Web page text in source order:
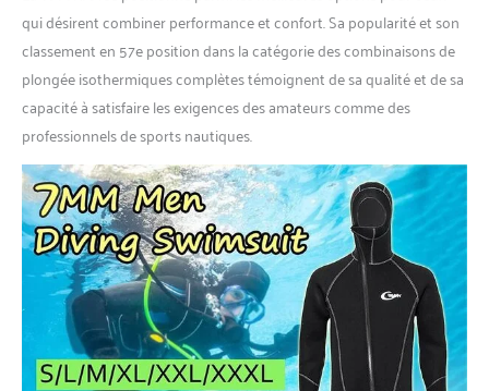
combinaison de plongée à la
première occasion, mais cela
peut vous procurer une
bonne flottabilité et de la
chaleur. Il suffit de s'y
pouvez sentir une odeur
lorsque vous avez reçu la
combinaison. S'il vous plaît
ne vous inquiétez pas, Il est
respectueux de
l'environnement et inoffensif
odeur de colle, toutes les
combinaisons ont l'odeur,
cette odeur ne nuira pas à
votre corps.
qui désirent combiner performance et confort. Sa popularité et son
classement en 57e position dans la catégorie des combinaisons de
plongée isothermiques complètes témoignent de sa qualité et de sa
capacité à satisfaire les exigences des amateurs comme des
professionnels de sports nautiques.